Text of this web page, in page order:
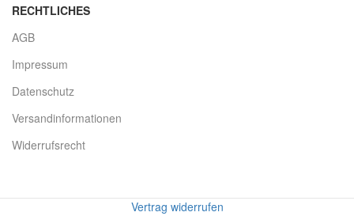
RECHTLICHES
AGB
Impressum
Datenschutz
Versandinformationen
Widerrufsrecht
Vertrag widerrufen